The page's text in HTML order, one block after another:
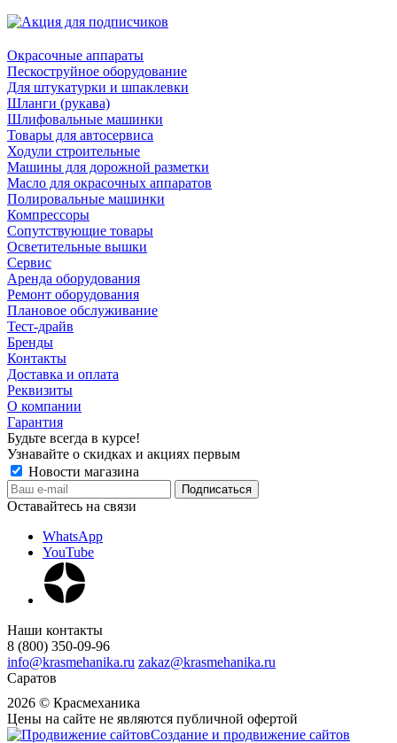
Окрасочные аппараты
Пескоструйное оборудование
Для штукатурки и шпаклевки
Шланги (рукава)
Шлифовальные машинки
Товары для автосервиса
Ходули строительные
Машины для дорожной разметки
Масло для окрасочных аппаратов
Полировальные машинки
Компрессоры
Сопутствующие товары
Осветительные вышки
Сервис
Аренда оборудования
Ремонт оборудования
Плановое обслуживание
Тест-драйв
Бренды
Контакты
Доставка и оплата
Реквизиты
О компании
Гарантия
Будьте всегда в курсе!
Узнавайте о скидках и акциях первым
Новости магазина
Оставайтесь на связи
WhatsApp
YouTube
Наши контакты
8 (800) 350-09-96
info@krasmehanika.ru zakaz@krasmehanika.ru
Саратов
2026 © Красмеханика
Цены на сайте не являются публичной офертой
Создание и продвижение сайтов